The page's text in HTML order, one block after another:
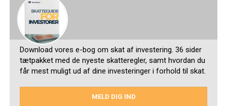
Download vores e-bog om skat af investering. 36 sider
tætpakket med de nyeste skatteregler, samt hvordan du
får mest muligt ud af dine investeringer i forhold til skat.
MELD DIG IND